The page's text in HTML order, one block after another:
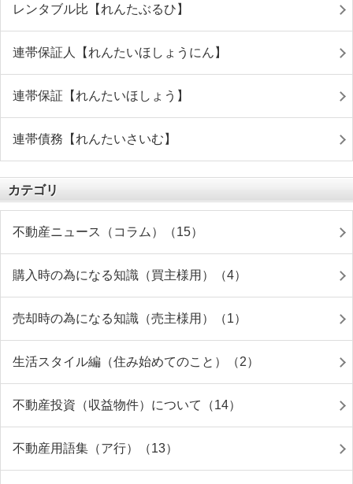
レンタブル比【れんたぶるひ】
連帯保証人【れんたいほしょうにん】
連帯保証【れんたいほしょう】
連帯債務【れんたいさいむ】
カテゴリ
不動産ニュース（コラム）（15）
購入時の為になる知識（買主様用）（4）
売却時の為になる知識（売主様用）（1）
生活スタイル編（住み始めてのこと）（2）
不動産投資（収益物件）について（14）
不動産用語集（ア行）（13）